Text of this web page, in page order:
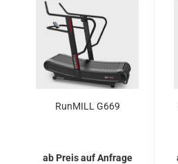
RunMILL G669
Preis auf Anfrage